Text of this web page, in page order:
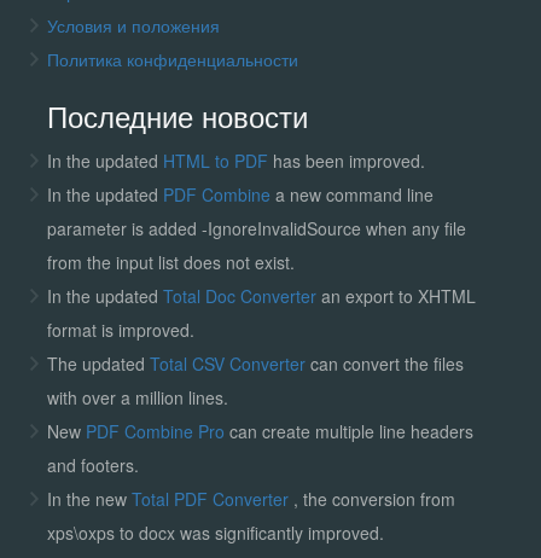
Условия и положения
Политика конфиденциальности
Последние новости
In the updated HTML to PDF has been improved.
In the updated PDF Combine a new command line
parameter is added -IgnoreInvalidSource when any file
from the input list does not exist.
In the updated Total Doc Converter an export to XHTML
format is improved.
The updated Total CSV Convertercan convert the files
with over a million lines.
New PDF Combine Pro can create multiple line headers
and footers.
In the new Total PDF Converter , the conversion from
xps\oxps to docx was significantly improved.